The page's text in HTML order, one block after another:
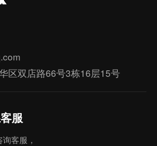
区双店路66号3栋16层15号
服
客服，